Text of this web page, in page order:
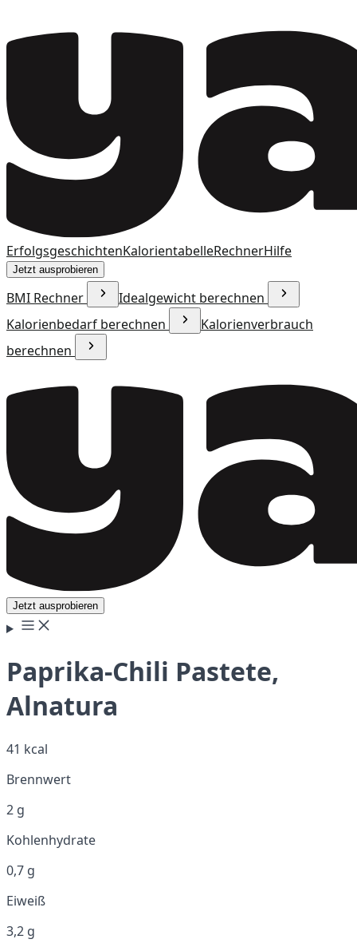
ErfolgsgeschichtenKalorientabelleRechnerHilfe
Jetzt ausprobieren
BMI Rechner
Idealgewicht berechnen
Kalorienbedarf berechnen
Kalorienverbrauch
berechnen
Jetzt ausprobieren
Paprika-Chili Pastete,
Alnatura
41 kcal
Brennwert
2 g
Kohlenhydrate
0,7 g
Eiweiß
3,2 g